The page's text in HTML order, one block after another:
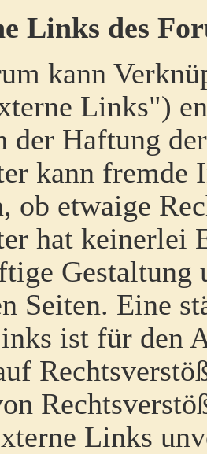
Links des
kann
Links")
der Haftung
kann fremde
ob etwaige
hat keinerlei
Gestaltung
Seiten. Eine
ist für den
Links